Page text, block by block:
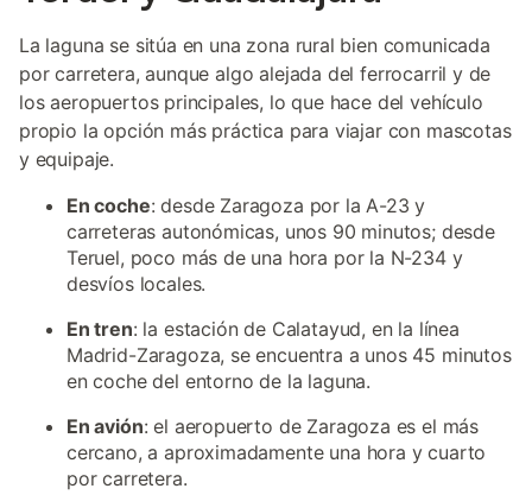
La laguna se sitúa en una zona rural bien comunicada
por carretera, aunque algo alejada del ferrocarril y de
los aeropuertos principales, lo que hace del vehículo
propio la opción más práctica para viajar con mascotas
y equipaje.
En coche: desde Zaragoza por la A-23 y
carreteras autonómicas, unos 90 minutos; desde
Teruel, poco más de una hora por la N-234 y
desvíos locales.
En tren: la estación de Calatayud, en la línea
Madrid-Zaragoza, se encuentra a unos 45 minutos
en coche del entorno de la laguna.
En avión: el aeropuerto de Zaragoza es el más
cercano, a aproximadamente una hora y cuarto
por carretera.